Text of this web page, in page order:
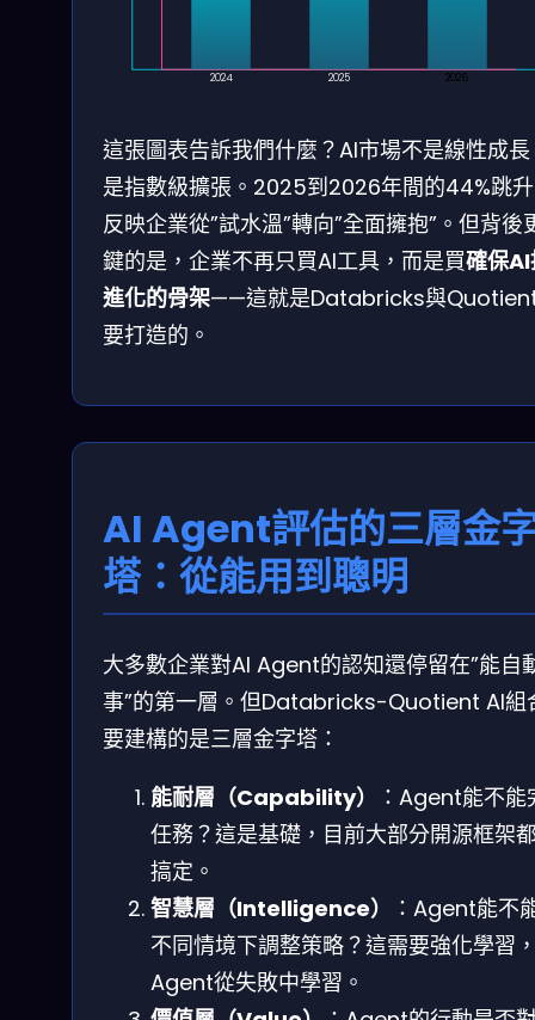
2024 2025 2026
這張圖表告訴我們什麼？AI市場不是線性成
是指數級擴張。2025到2026年間的44%跳
反映企業從”試水溫”轉向”全面擁抱”。但背後
鍵的是，企業不再只買AI工具，而是買確保
進化的骨架——這就是Databricks與
要打造的。
AI Agent評估的三層金
塔：從能用到聰明
大多數企業對AI Agent的認知還停留在”能自
事”的第一層。但Databricks-Quotient AI組
要建構的是三層金字塔：
能耐層（Capability）
：Agent能不能
任務？這是基礎，目前大部分開源框架
搞定。
智慧層（Intelligence）
：Agent能不
不同情境下調整策略？這需要強化學習
Agent從失敗中學習。